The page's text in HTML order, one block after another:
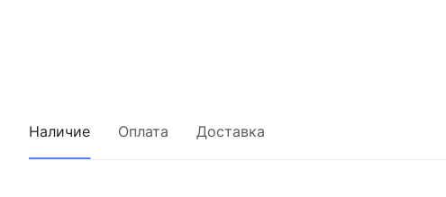
Наличие Оплата Доставка